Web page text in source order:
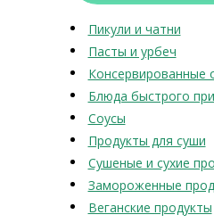
Пикули и чатни
Пасты и урбеч
Консервированные
Блюда быстрого
Соусы
Продукты для суши
Сушеные и сухие
Замороженные
Веганские продукты